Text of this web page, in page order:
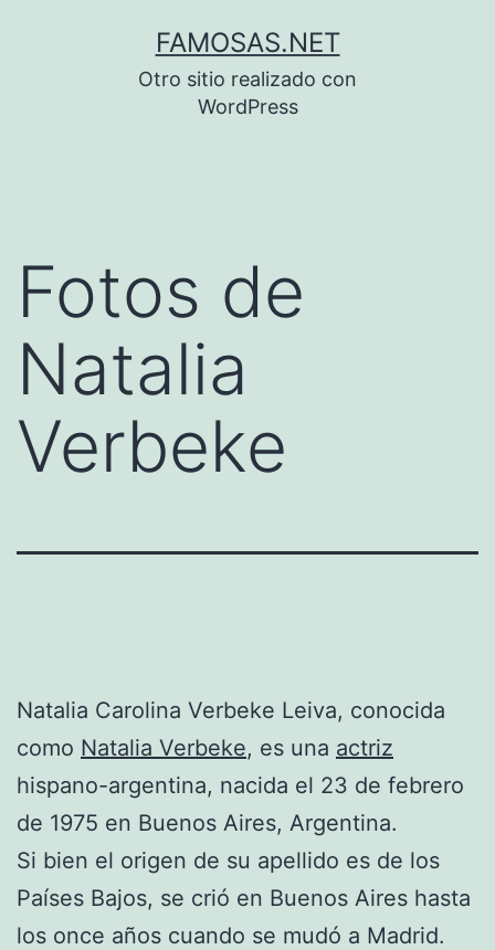
FAMOSAS.NET
Otro sitio realizado con
WordPress
Fotos de
Natalia
Verbeke
Natalia Carolina Verbeke Leiva, conocida
como Natalia Verbeke, es una actriz
hispano-argentina, nacida el 23 de febrero
de 1975 en Buenos Aires, Argentina.
Si bien el origen de su apellido es de los
Países Bajos, se crió en Buenos Aires hasta
los once años cuando se mudó a Madrid.